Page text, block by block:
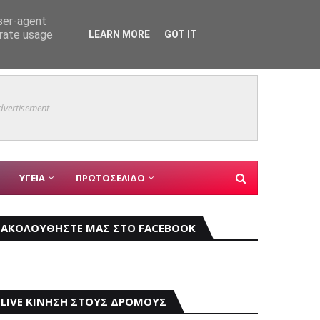
ΚΥΡΙΑ ΘΕΜΑΤΑ
ΥΓΕΙΑ ΠΡΩΤΟΣΕΛΙΔΟ
ΑΚΟΛΟΥΘΗΣΤΕ ΜΑΣ ΣΤΟ FACEBOOK
LIVE ΚΙΝΗΣΗ ΣΤΟΥΣ ΔΡΟΜΟΥΣ
agent
usage
LEARN MORE GOT IT